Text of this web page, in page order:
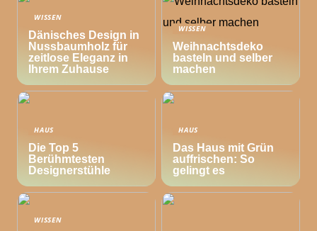
WISSEN
Dänisches Design in
Nussbaumholz für
zeitlose Eleganz in
Ihrem Zuhause
WISSEN
Weihnachtsdeko
basteln und selber
machen
HAUS
Die Top 5
Berühmtesten
Designerstühle
HAUS
Das Haus mit Grün
auffrischen: So
gelingt es
WISSEN